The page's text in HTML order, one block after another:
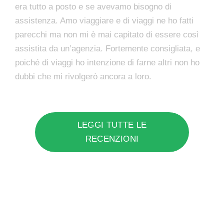
era tutto a posto e se avevamo bisogno di
assistenza. Amo viaggiare e di viaggi ne ho fatti
parecchi ma non mi è mai capitato di essere così
assistita da un’agenzia. Fortemente consigliata, e
poiché di viaggi ho intenzione di farne altri non ho
dubbi che mi rivolgerò ancora a loro.
LEGGI TUTTE LE
RECENZIONI